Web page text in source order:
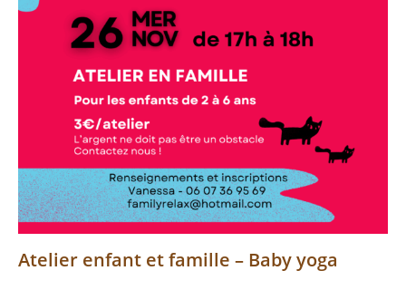
Atelier enfant et famille – Baby yoga